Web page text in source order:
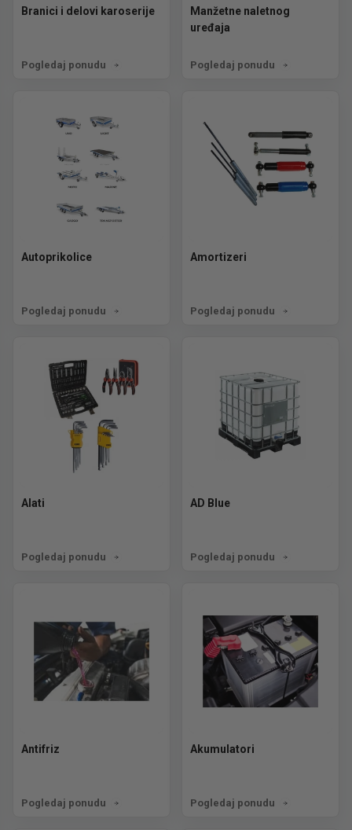
Branici i delovi karoserije
Pogledaj ponudu
Manžetne naletnog
uređaja
Pogledaj ponudu
Autoprikolice
Pogledaj ponudu
Amortizeri
Pogledaj ponudu
Alati
Pogledaj ponudu
AD Blue
Pogledaj ponudu
Antifriz
Pogledaj ponudu
Akumulatori
Pogledaj ponudu